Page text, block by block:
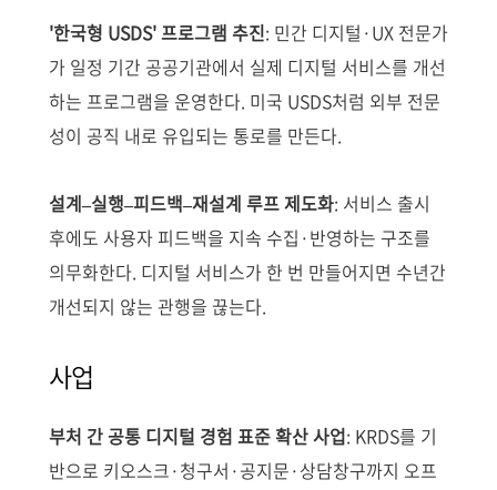
'한국형 USDS' 프로그램 추진: 민간 디지털·UX 전문가
가 일정 기간 공공기관에서 실제 디지털 서비스를 개선
하는 프로그램을 운영한다. 미국 USDS처럼 외부 전문
성이 공직 내로 유입되는 통로를 만든다.
설계–실행–피드백–재설계 루프 제도화: 서비스 출시
후에도 사용자 피드백을 지속 수집·반영하는 구조를
의무화한다. 디지털 서비스가 한 번 만들어지면 수년간
개선되지 않는 관행을 끊는다.
사업
부처 간 공통 디지털 경험 표준 확산 사업: KRDS를 기
반으로 키오스크·청구서·공지문·상담창구까지 오프